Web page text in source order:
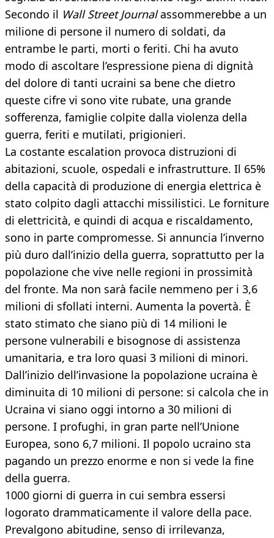
Secondo il Wall Street Journalassommerebbe a un
milione di persone il numero di soldati, da
entrambe le parti, morti o feriti. Chi ha avuto
modo di ascoltare l’espressione piena di dignità
del dolore di tanti ucraini sa bene che dietro
queste cifre vi sono vite rubate, una grande
sofferenza, famiglie colpite dalla violenza della
guerra, feriti e mutilati, prigionieri.
La costante escalation provoca distruzioni di
abitazioni, scuole, ospedali e infrastrutture. Il 65%
della capacità di produzione di energia elettrica è
stato colpito dagli attacchi missilistici. Le forniture
di elettricità, e quindi di acqua e riscaldamento,
sono in parte compromesse. Si annuncia l’inverno
più duro dall’inizio della guerra, soprattutto per la
popolazione che vive nelle regioni in prossimità
del fronte. Ma non sarà facile nemmeno per i 3,6
milioni di sfollati interni. Aumenta la povertà. È
stato stimato che siano più di 14 milioni le
persone vulnerabili e bisognose di assistenza
umanitaria, e tra loro quasi 3 milioni di minori.
Dall’inizio dell’invasione la popolazione ucraina è
diminuita di 10 milioni di persone: si calcola che in
Ucraina vi siano oggi intorno a 30 milioni di
persone. I profughi, in gran parte nell’Unione
Europea, sono 6,7 milioni. Il popolo ucraino sta
pagando un prezzo enorme e non si vede la fine
della guerra.
1000 giorni di guerra in cui sembra essersi
logorato drammaticamente il valore della pace.
Prevalgono abitudine, senso di irrilevanza,